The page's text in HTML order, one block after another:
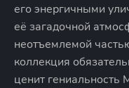
его энергичными
её загадочной
неотъемлемой
коллекция
ценит